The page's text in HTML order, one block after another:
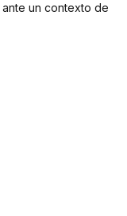
un contexto de